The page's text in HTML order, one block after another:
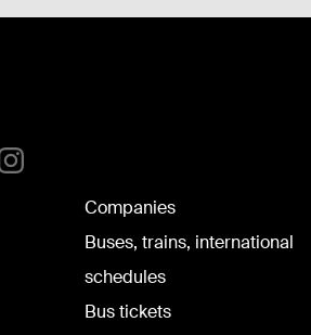
Companies
Buses, trains, international
schedules
Bus tickets